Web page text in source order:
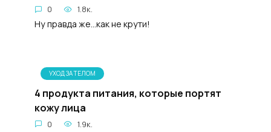
0 1.8к.
Ну правда же...как не крути!
УХОД ЗА ТЕЛОМ
4 продукта питания, которые портят
кожу лица
0 1.9к.